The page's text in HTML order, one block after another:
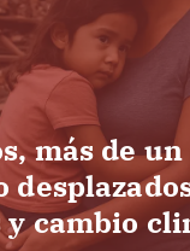
más de
y cambio